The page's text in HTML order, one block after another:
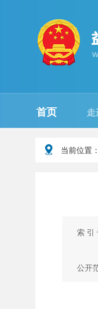
首页
当前位置：
索 引
公开